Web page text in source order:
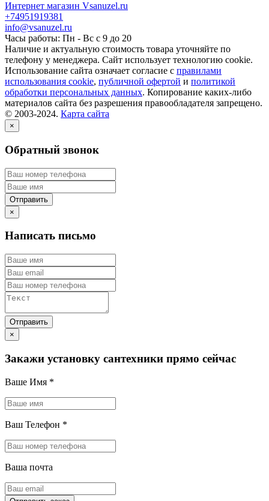
Интернет магазин Vsanuzel.ru
+74951919381
info@vsanuzel.ru
Часы работы: Пн - Вс с 9 до 20
Наличие и актуальную стоимость товара уточняйте по
телефону у менеджера. Сайт использует технологию cookie.
Использование сайта означает согласие с правилами
использования cookie, публичной офертой и политикой
обработки персональных данных. Копирование каких-либо
материалов сайта без разрешения правообладателя запрещено.
© 2003-2024. Карта сайта
×
Обратный звонок
×
Написать письмо
×
Закажи установку сантехники прямо сейчас
Ваше Имя *
Ваш Телефон *
Ваша почта